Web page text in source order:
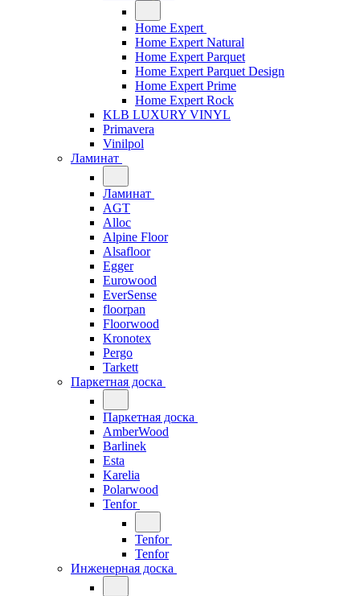
Home Expert
Home Expert Natural
Home Expert Parquet
Home Expert Parquet Design
Home Expert Prime
Home Expert Rock
KLB LUXURY VINYL
Primavera
Vinilpol
Ламинат
Ламинат
AGT
Alloc
Alpine Floor
Alsafloor
Egger
Eurowood
EverSense
floorpan
Floorwood
Kronotex
Pergo
Tarkett
Паркетная доска
Паркетная доска
AmberWood
Barlinek
Esta
Karelia
Polarwood
Tenfor
Tenfor
Tenfor
Инженерная доска